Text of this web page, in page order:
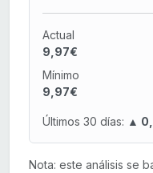
Actual
9,97€
Mínimo
9,97€
Últimos 30 días: ▲
Nota: este análisis se